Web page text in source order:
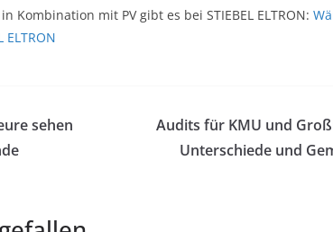
mit PV gibt es bei STIEBEL ELTRON:
sehen
Audits für KMU und
Unterschiede und